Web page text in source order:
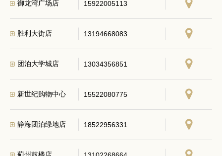
御龙湾广场店 15922005113
胜利大街店 13194668083
团泊大学城店 13034356851
新世纪购物中心 15522080775
静海团泊绿地店 18522956331